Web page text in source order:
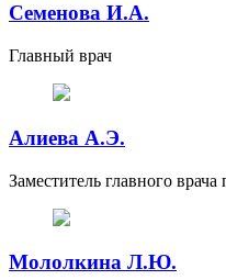
Семенова И.А.
Главный врач
Алиева А.Э.
Заместитель главного
Мололкина Л.Ю.